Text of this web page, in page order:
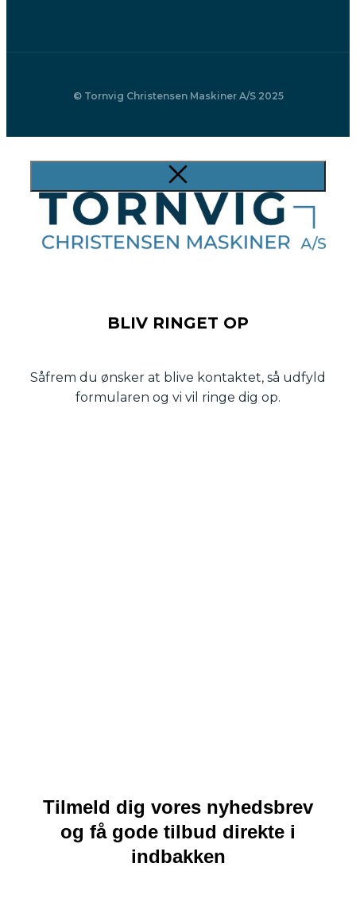
© Tornvig Christensen Maskiner A/S 2025
BLIV RINGET OP
Såfrem du ønsker at blive kontaktet, så udfyld
formularen og vi vil ringe dig op.
Tilmeld dig vores nyhedsbrev
og få gode tilbud direkte i
indbakken